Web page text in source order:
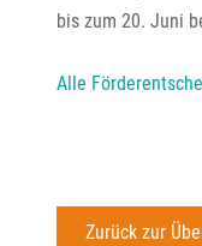
bis zum 20. Juni
Alle
Zurück zur